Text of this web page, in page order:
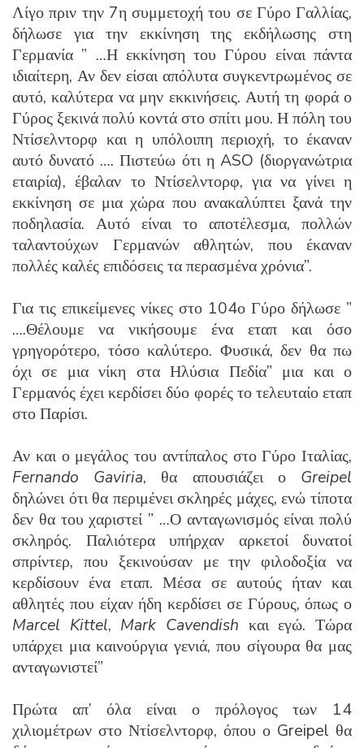
Λίγο πριν την 7η συμμετοχή του σε Γύρο Γαλλίας,
δήλωσε για την εκκίνηση της εκδήλωσης στη
Γερμανία ” …Η εκκίνηση του Γύρου είναι πάντα
ιδιαίτερη, Αν δεν είσαι απόλυτα συγκεντρωμένος σε
αυτό, καλύτερα να μην εκκινήσεις. Αυτή τη φορά ο
Γύρος ξεκινά πολύ κοντά στο σπίτι μου. Η πόλη του
Ντίσελντορφ και η υπόλοιπη περιοχή, το έκαναν
αυτό δυνατό …. Πιστεύω ότι η ASO (διοργανώτρια
εταιρία), έβαλαν το Ντίσελντορφ, για να γίνει η
εκκίνηση σε μια χώρα που ανακαλύπτει ξανά την
ποδηλασία. Αυτό είναι το αποτέλεσμα, πολλών
ταλαντούχων Γερμανών αθλητών, που έκαναν
πολλές καλές επιδόσεις τα περασμένα χρόνια”.
Για τις επικείμενες νίκες στο 104ο Γύρο δήλωσε ”
….Θέλουμε να νικήσουμε ένα εταπ και όσο
γρηγορότερο, τόσο καλύτερο. Φυσικά, δεν θα πω
όχι σε μια νίκη στα Ηλύσια Πεδία” μια και ο
Γερμανός έχει κερδίσει δύο φορές το τελευταίο εταπ
στο Παρίσι.
Αν και ο μεγάλος του αντίπαλος στο Γύρο Ιταλίας,
Fernando Gaviria, θα απουσιάζει ο Greipel
δηλώνει ότι θα περιμένει σκληρές μάχες, ενώ τίποτα
δεν θα του χαριστεί ” …Ο ανταγωνισμός είναι πολύ
σκληρός. Παλιότερα υπήρχαν αρκετοί δυνατοί
σπρίντερ, που ξεκινούσαν με την φιλοδοξία να
κερδίσουν ένα εταπ. Μέσα σε αυτούς ήταν και
αθλητές που είχαν ήδη κερδίσει σε Γύρους, όπως ο
Marcel Kittel, Mark Cavendish και εγώ. Τώρα
υπάρχει μια καινούργια γενιά, που σίγουρα θα μας
ανταγωνιστεί”
Πρώτα απ’ όλα είναι ο πρόλογος των 14
χιλιομέτρων στο Ντίσελντορφ, όπου ο Greipel θα